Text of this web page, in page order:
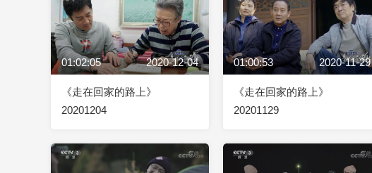
CCTV.節目官網 直播 節目單 欄目 片庫 收視榜
01:02:05 2020-12-04
《走在回家的路上》
20201204
01:00:53 2020-11-29
《走在回家的路上》
20201129